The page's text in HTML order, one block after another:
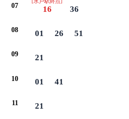
07 16 36
08 01 26 51
09 21
10 01 41
11 21